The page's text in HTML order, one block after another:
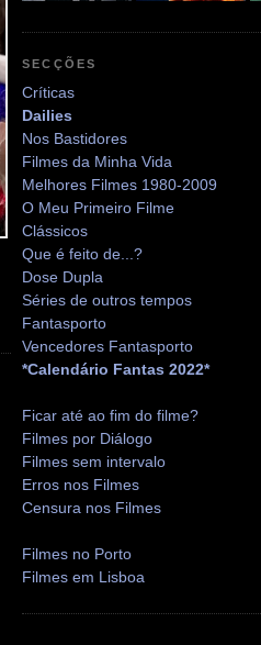
SECÇÕES
Críticas
Dailies
Nos Bastidores
Filmes da Minha Vida
Melhores Filmes 1980-2009
O Meu Primeiro Filme
Clássicos
Que é feito de...?
Dose Dupla
Séries de outros tempos
Fantasporto
Vencedores Fantasporto
*Calendário Fantas 2022*
Ficar até ao fim do filme?
Filmes por Diálogo
Filmes sem intervalo
Erros nos Filmes
Censura nos Filmes
Filmes no Porto
Filmes em Lisboa